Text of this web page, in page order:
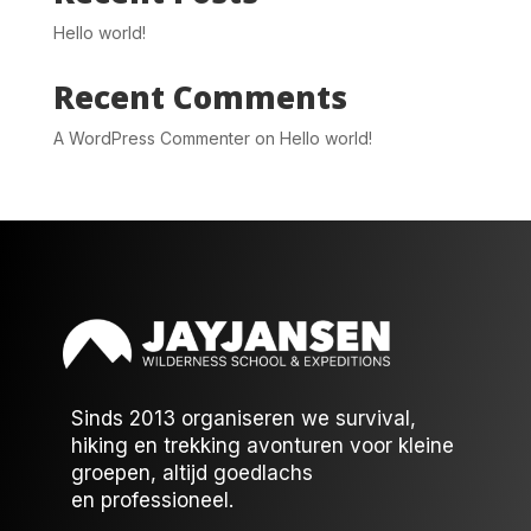
Hello world!
Recent Comments
A WordPress Commenteron Hello world!
Sinds 2013 organiseren we survival,
hiking en trekking avonturen voor kleine
groepen, altijd goedlachs
en professioneel.